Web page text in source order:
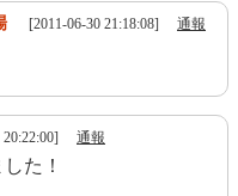
[2011-06-30 21:18:08] 通報
通報
た！